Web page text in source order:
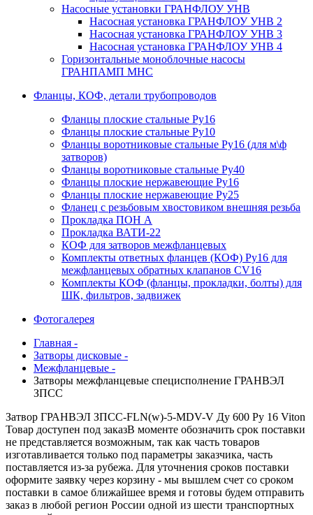
Насосные установки ГРАНФЛОУ УНВ
Насосная установка ГРАНФЛОУ УНВ 2
Насосная установка ГРАНФЛОУ УНВ 3
Насосная установка ГРАНФЛОУ УНВ 4
Горизонтальные моноблочные насосы
ГРАНПАМП МНС
Фланцы, КОФ, детали трубопроводов
Фланцы плоские стальные Ру16
Фланцы плоские стальные Ру10
Фланцы воротниковые стальные Ру16 (для м\ф
затворов)
Фланцы воротниковые стальные Ру40
Фланцы плоские нержавеющие Ру16
Фланцы плоские нержавеющие Ру25
Фланец с резьбовым хвостовиком внешняя резьба
Прокладка ПОН А
Прокладка ВАТИ-22
КОФ для затворов межфланцевых
Комплекты ответных фланцев (КОФ) Ру16 для
межфланцевых обратных клапанов CV16
Комплекты КОФ (фланцы, прокладки, болты) для
ШК, фильтров, задвижек
Фотогалерея
Главная -
Затворы дисковые -
Межфланцевые -
Затворы межфланцевые специсполнение ГРАНВЭЛ
ЗПСС
Затвор ГРАНВЭЛ ЗПСС-FLN(w)-5-MDV-V Ду 600 Ру 16 Viton
Товар доступен под заказВ моменте обозначить срок поставки
не представляется возможным, так как часть товаров
изготавливается только под параметры заказчика, часть
поставляется из-за рубежа. Для уточнения сроков поставки
оформите заявку через корзину - мы вышлем счет со сроком
поставки в самое ближайшее время и готовы будем отправить
заказ в любой регион России одной из шести транспортных